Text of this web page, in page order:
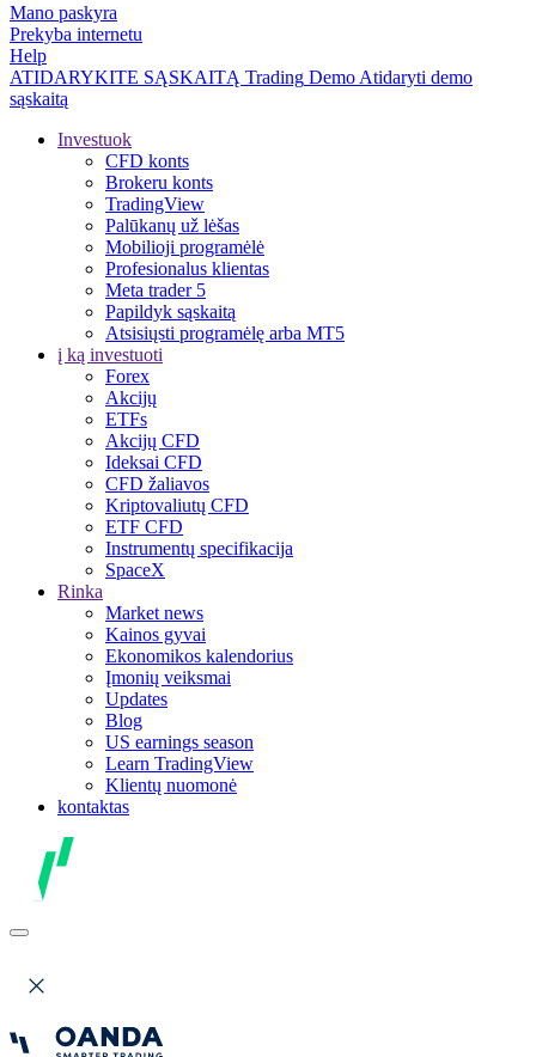
Mano paskyra
Prekyba internetu
Help
ATIDARYKITE SĄSKAITĄ Trading Demo Atidaryti demo
sąskaitą
Investuok
CFD konts
Brokeru konts
TradingView
Palūkanų už lėšas
Mobilioji programėlė
Profesionalus klientas
Meta trader 5
Papildyk sąskaitą
Atsisiųsti programėlę arba MT5
į ką investuoti
Forex
Akcijų
ETFs
Akcijų CFD
Ideksai CFD
CFD žaliavos
Kriptovaliutų CFD
ETF CFD
Instrumentų specifikacija
SpaceX
Rinka
Market news
Kainos gyvai
Ekonomikos kalendorius
Įmonių veiksmai
Updates
Blog
US earnings season
Learn TradingView
Klientų nuomonė
kontaktas